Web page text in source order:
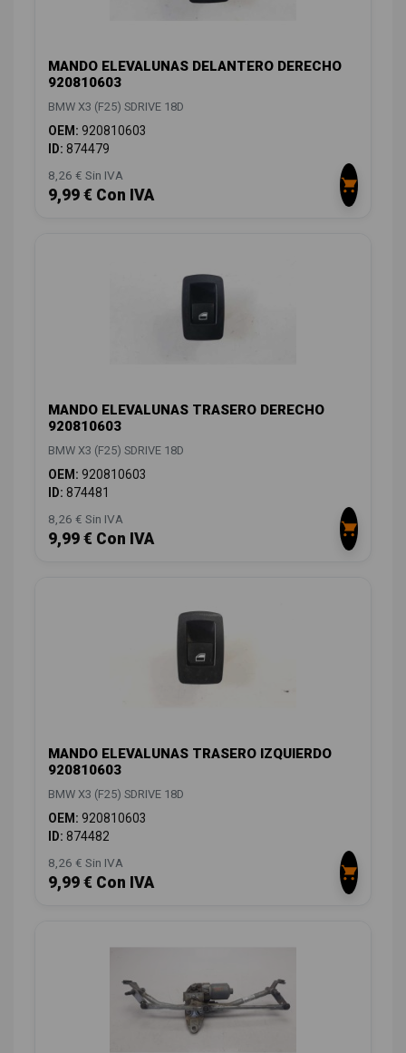
MANDO ELEVALUNAS DELANTERO DERECHO
920810603
BMW X3 (F25) SDRIVE 18D
OEM: 920810603
ID: 874479
8,26 € Sin IVA
9,99 € Con IVA
MANDO ELEVALUNAS TRASERO DERECHO
920810603
BMW X3 (F25) SDRIVE 18D
OEM: 920810603
ID: 874481
8,26 € Sin IVA
9,99 € Con IVA
MANDO ELEVALUNAS TRASERO IZQUIERDO
920810603
BMW X3 (F25) SDRIVE 18D
OEM: 920810603
ID: 874482
8,26 € Sin IVA
9,99 € Con IVA